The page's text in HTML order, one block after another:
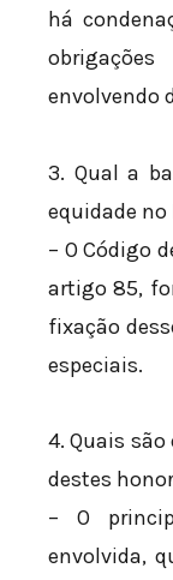
há
envolvendo
3. Qual a
equidade no
– O Código
artigo 85,
fixação
especiais.
4. Quais
destes
– O
envolvida,